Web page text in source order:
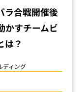
ラ合戦開催後
かすチームビ
は？
ディング